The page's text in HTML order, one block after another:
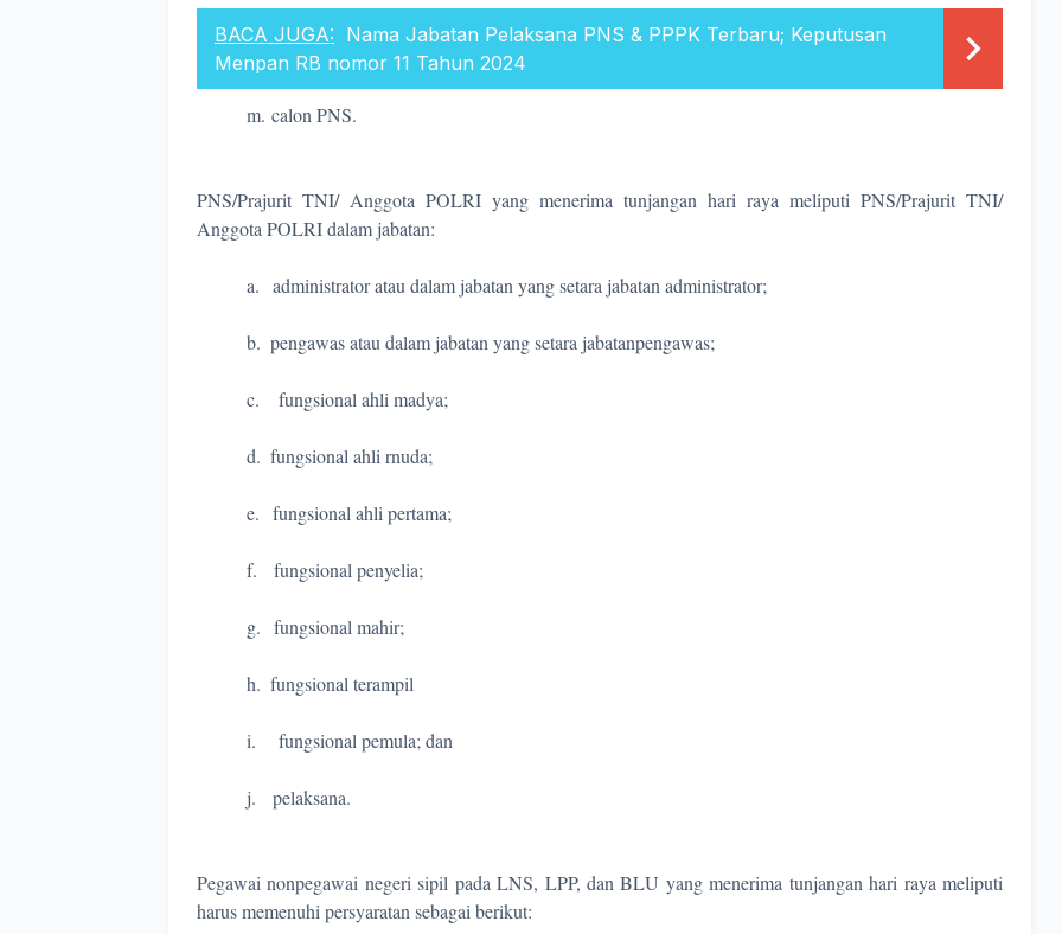
BACA JUGA: Nama Jabatan Pelaksana PNS & PPPK Terbaru; Keputusan
Menpan RB nomor 11 Tahun 2024
m. calon PNS.
PNS/Prajurit TNI/ Anggota POLRI yang menerima tunjangan hari raya meliputi PNS/Prajurit TNI/
Anggota POLRI dalam jabatan:
a. administrator atau dalam jabatan yang setara jabatan administrator;
b. pengawas atau dalam jabatan yang setara jabatanpengawas;
c. fungsional ahli madya;
d. fungsional ahli rnuda;
e. fungsional ahli pertama;
f. fungsional penyelia;
g. fungsional mahir;
h. fungsional terampil
i. fungsional pemula; dan
j. pelaksana.
Pegawai nonpegawai negeri sipil pada LNS, LPP, dan BLU yang menerima tunjangan hari raya meliputi
harus memenuhi persyaratan sebagai berikut: